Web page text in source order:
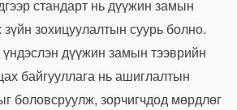
стандарт нь дүүжин замын
зүйн зохицуулалтын суурь болно.
үндэслэн дүүжин замын тээврийн
байгууллага нь ашиглалтын
боловсруулж, зорчигчдод мөрдлөг